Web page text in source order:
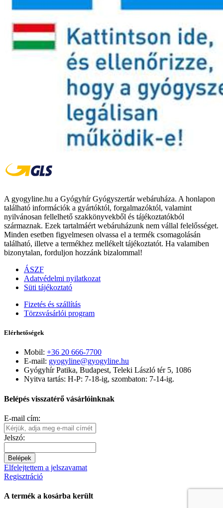
A gyogyline.hu a Gyógyhír Gyógyszertár webáruháza. A honlapon
található információk a gyártóktól, forgalmazóktól, valamint
nyilvánosan fellelhető szakkönyvekből és tájékoztatókból
származnak. Ezek tartalmáért webáruházunk nem vállal felelősséget.
Minden esetben figyelmesen olvassa el a termék csomagolásán
található, illetve a termékhez mellékelt tájékoztatót. Ha valamiben
bizonytalan, forduljon hozzánk bizalommal!
ÁSZF
Adatvédelmi nyilatkozat
Süti tájékoztató
Fizetés és szállítás
Törzsvásárlói program
Elérhetőségek
Mobil: +36 20 666-7700
E-mail: gyogyline@gyogyline.hu
Gyógyhír Patika, Budapest, Teleki László tér 5, 1086
Nyitva tartás: H-P: 7-18-ig, szombaton: 7-14-ig.
Belépés visszatérő vásárlóinknak
E-mail cím:
Jelszó:
Belépek
Elfelejtettem a jelszavamat
Regisztráció
A termék a kosárba került